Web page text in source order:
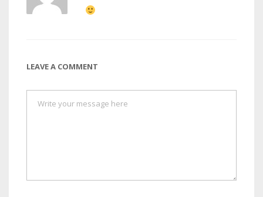
LEAVE A COMMENT